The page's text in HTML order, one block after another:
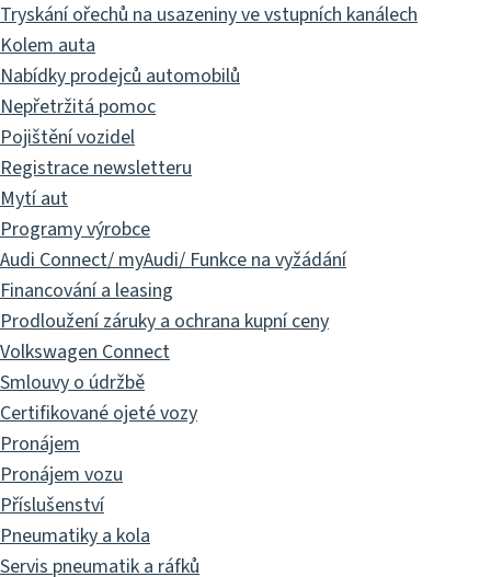
Tryskání ořechů na usazeniny ve vstupních kanálech
Kolem auta
Nabídky prodejců automobilů
Nepřetržitá pomoc
Pojištění vozidel
Registrace newsletteru
Mytí aut
Programy výrobce
Audi Connect/ myAudi/ Funkce na vyžádání
Financování a leasing
Prodloužení záruky a ochrana kupní ceny
Volkswagen Connect
Smlouvy o údržbě
Certifikované ojeté vozy
Pronájem
Pronájem vozu
Příslušenství
Pneumatiky a kola
Servis pneumatik a ráfků